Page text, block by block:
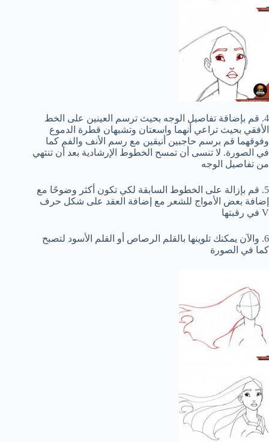
4. قم بإضاقة تفاصيل الوجه بحيث ترسم العينين على الخط
الأفقي بحيث تراعي أنهما واسعتان وتشبهان قطرة الدموع
وفوقهما قم برسم حاجبين أنيقين مع رسم الأنف والفم كما
في الصورة. لا تنسى أن تمسح الخطوط الإرشادية بعد أن تنتهي
من تفاصيل الوجه
5. قم بإزالة على الخطوط السابقة لكي تكون أكثر وضوحًا مع
إضافة بعض الأمواج للشعر مع إضافة العقد على شكل حرف
V في رقبتها
6. والآن يمكنك تلوينها بالقلم الرصاص أو القلم الأسود لتصبح
كما في الصورة